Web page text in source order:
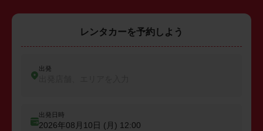
レンタカーを予約しよう
出発
出発日時
2026年08月10日 (月) 12:00